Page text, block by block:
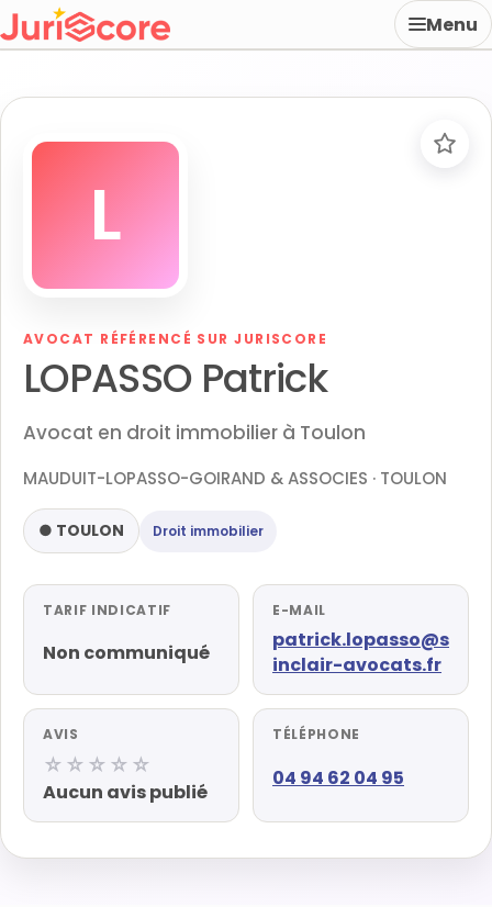
Menu
L
AVOCAT RÉFÉRENCÉ SUR JURISCORE
LOPASSO Patrick
Avocat en droit immobilier à Toulon
MAUDUIT-LOPASSO-GOIRAND & ASSOCIES · TOULON
● TOULON Droit immobilier
TARIF INDICATIF
Non communiqué
E-MAIL
patrick.lopasso@s
inclair-avocats.fr
AVIS
☆☆☆☆☆
Aucun avis publié
TÉLÉPHONE
04 94 62 04 95